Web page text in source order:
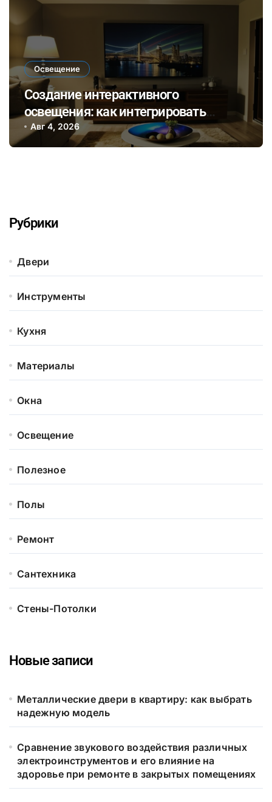
Освещение
Создание интерактивного
освещения: как интегрировать
смарт-лампы в домашний
мультимедийный сценарий для
Авг 4, 2026
Рубрики
Двери
Инструменты
Кухня
Материалы
Окна
Освещение
Полезное
Полы
Ремонт
Сантехника
Стены-Потолки
Новые записи
Металлические двери в квартиру: как выбрать
надежную модель
Сравнение звукового воздействия различных
электроинструментов и его влияние на
здоровье при ремонте в закрытых помещениях